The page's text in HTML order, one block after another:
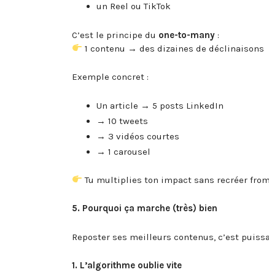
un Reel ou TikTok
C’est le principe du one-to-many :
1 contenu → des dizaines de déclinaisons
Exemple concret :
Un article → 5 posts LinkedIn
→ 10 tweets
→ 3 vidéos courtes
→ 1 carousel
Tu multiplies ton impact sans recréer
5. Pourquoi ça marche (très) bien
Reposter ses meilleurs contenus, c’est
1. L’algorithme oublie vite